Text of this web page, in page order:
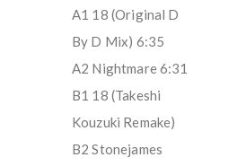
A1 18 (Original D
By D Mix) 6:35
A2 Nightmare 6:31
B1 18 (Takeshi
Kouzuki Remake)
B2 Stonejames